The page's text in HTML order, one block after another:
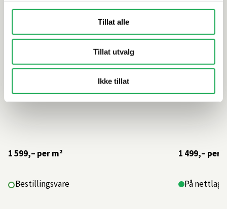
Tillat alle
Tillat utvalg
Ikke tillat
1 599,– per m²
Bestillingsvare
1 499,– per
På